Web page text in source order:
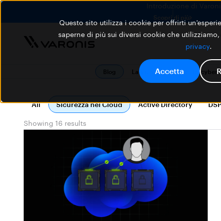
Questo sito utilizza i cookie per offrirti
saperne di più sui diversi cookie che
privacy.
Accetta
Introduzione di
Scopri di più
Blog La situazione attuale del
All Sicurezza nel Cloud Active Directory
Showing 16 results